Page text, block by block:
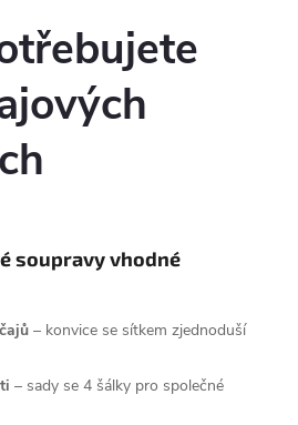
soupravy vhodné
– konvice se sítkem zjednoduší
– sady se 4 šálky pro společné